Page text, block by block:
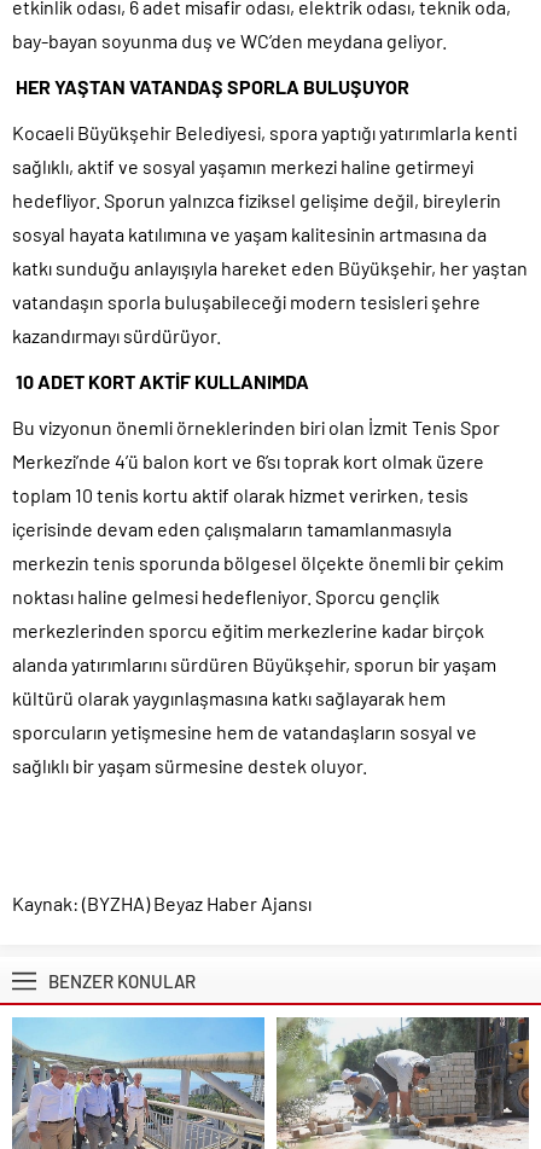
etkinlik odası, 6 adet misafir odası, elektrik odası, teknik oda,
bay-bayan soyunma duş ve WC’den meydana geliyor.
HER YAŞTAN VATANDAŞ SPORLA BULUŞUYOR
Kocaeli Büyükşehir Belediyesi, spora yaptığı yatırımlarla kenti
sağlıklı, aktif ve sosyal yaşamın merkezi haline getirmeyi
hedefliyor. Sporun yalnızca fiziksel gelişime değil, bireylerin
sosyal hayata katılımına ve yaşam kalitesinin artmasına da
katkı sunduğu anlayışıyla hareket eden Büyükşehir, her yaştan
vatandaşın sporla buluşabileceği modern tesisleri şehre
kazandırmayı sürdürüyor.
10 ADET KORT AKTİF KULLANIMDA
Bu vizyonun önemli örneklerinden biri olan İzmit Tenis Spor
Merkezi’nde 4’ü balon kort ve 6’sı toprak kort olmak üzere
toplam 10 tenis kortu aktif olarak hizmet verirken, tesis
içerisinde devam eden çalışmaların tamamlanmasıyla
merkezin tenis sporunda bölgesel ölçekte önemli bir çekim
noktası haline gelmesi hedefleniyor. Sporcu gençlik
merkezlerinden sporcu eğitim merkezlerine kadar birçok
alanda yatırımlarını sürdüren Büyükşehir, sporun bir yaşam
kültürü olarak yaygınlaşmasına katkı sağlayarak hem
sporcuların yetişmesine hem de vatandaşların sosyal ve
sağlıklı bir yaşam sürmesine destek oluyor.
Kaynak: (BYZHA) Beyaz Haber Ajansı
BENZER KONULAR